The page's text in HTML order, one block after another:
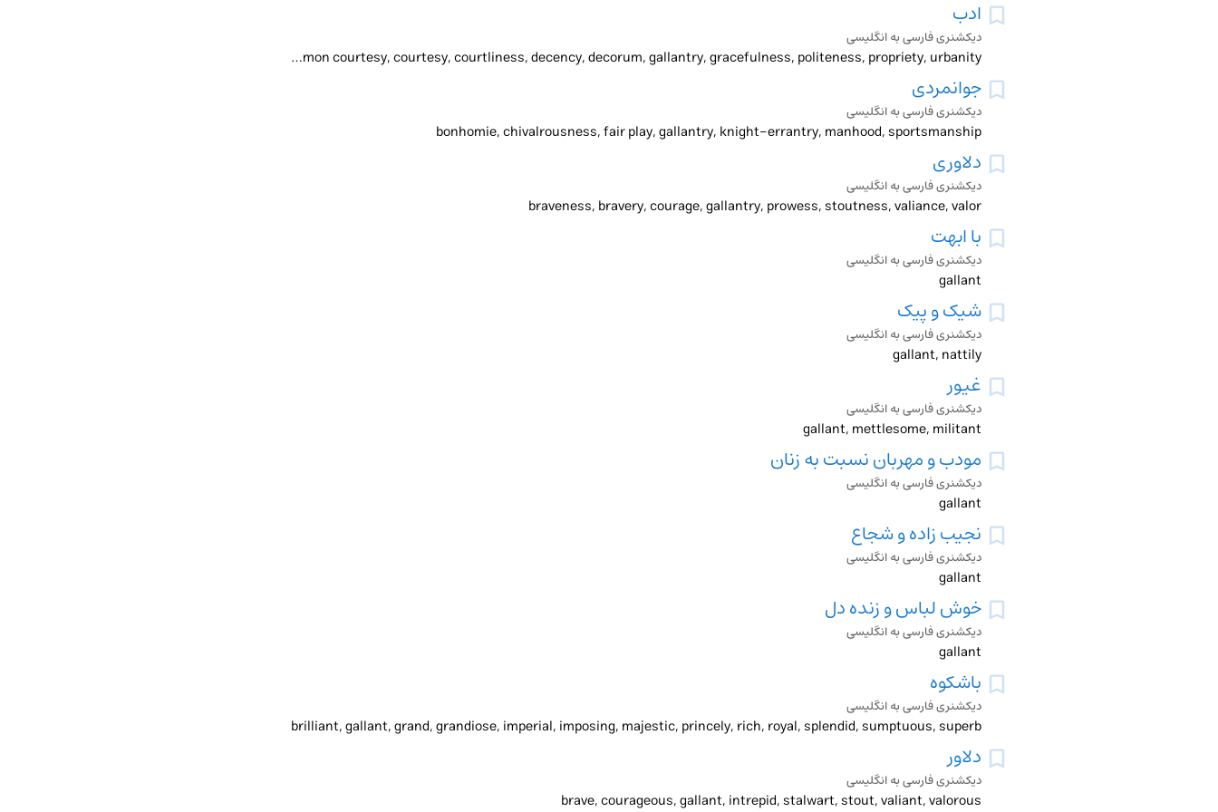
ادب
دیکشنری فارسی به انگلیسی
civility, comity, common courtesy, courtesy, courtliness, decency, decorum, gallantry, gracefulness, politeness, propriety, urbanity
جوانمردی
دیکشنری فارسی به انگلیسی
bonhomie, chivalrousness, fair play, gallantry, knight-errantry, manhood, sportsmanship
دلاوری
دیکشنری فارسی به انگلیسی
braveness, bravery, courage, gallantry, prowess, stoutness, valiance, valor
با ابهت
دیکشنری فارسی به انگلیسی
gallant
شیک و پیک
دیکشنری فارسی به انگلیسی
gallant, nattily
غیور
دیکشنری فارسی به انگلیسی
gallant, mettlesome, militant
مودب و مهربان نسبت به زنان
دیکشنری فارسی به انگلیسی
gallant
نجیب زاده و شجاع
دیکشنری فارسی به انگلیسی
gallant
خوش لباس و زنده دل
دیکشنری فارسی به انگلیسی
gallant
باشکوه
دیکشنری فارسی به انگلیسی
brilliant, gallant, grand, grandiose, imperial, imposing, majestic, princely, rich, royal, splendid, sumptuous, superb
دلاور
دیکشنری فارسی به انگلیسی
brave, courageous, gallant, intrepid, stalwart, stout, valiant, valorous